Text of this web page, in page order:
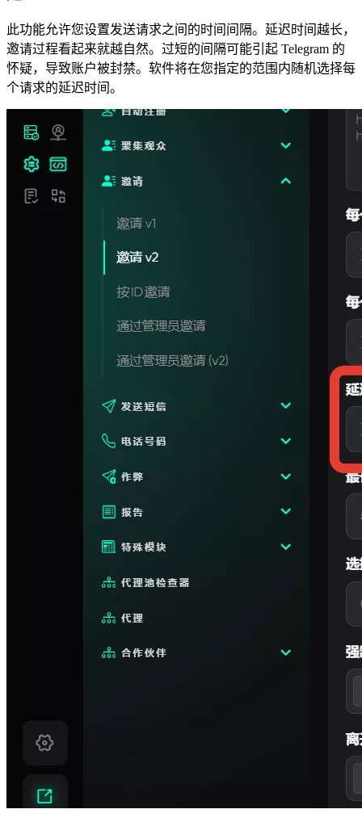
此功能允许您设置发送请求之间的时间间隔。延迟时间越长，
邀请过程看起来就越自然。过短的间隔可能引起 Telegram 的
怀疑，导致账户被封禁。软件将在您指定的范围内随机选择每
个请求的延迟时间。